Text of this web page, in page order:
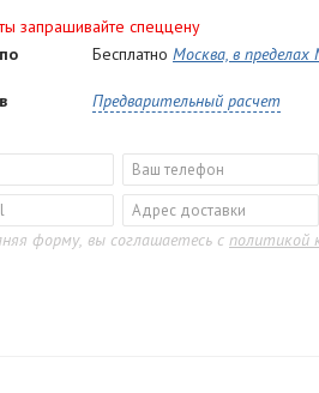
запрашивайте спеццену
Бесплатно Москва, в
Предварительный расчет
форму, вы соглашаетесь с политикой